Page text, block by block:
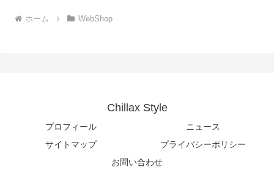
ホーム WebShop
Chillax Style
プロフィール
ニュース
サイトマップ
プライバシーポリシー
お問い合わせ